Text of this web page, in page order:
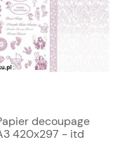
decoupage
420x297 - itd